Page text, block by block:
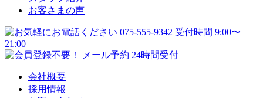
お客さまの声
会社概要
採用情報